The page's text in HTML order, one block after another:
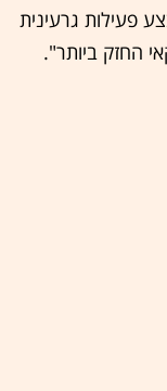
פעילות גרעינית
החזק ביותר".